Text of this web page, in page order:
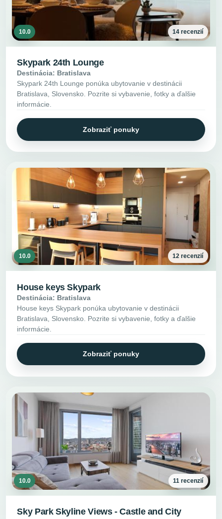
10.0 14 recenzií
Skypark 24th Lounge
Destinácia: Bratislava
Skypark 24th Lounge ponúka ubytovanie v destinácii
Bratislava, Slovensko. Pozrite si vybavenie, fotky a ďalšie
informácie.
Zobraziť ponuky
10.0 12 recenzií
House keys Skypark
Destinácia: Bratislava
House keys Skypark ponúka ubytovanie v destinácii
Bratislava, Slovensko. Pozrite si vybavenie, fotky a ďalšie
informácie.
Zobraziť ponuky
10.0 11 recenzií
Sky Park Skyline Views - Castle and City